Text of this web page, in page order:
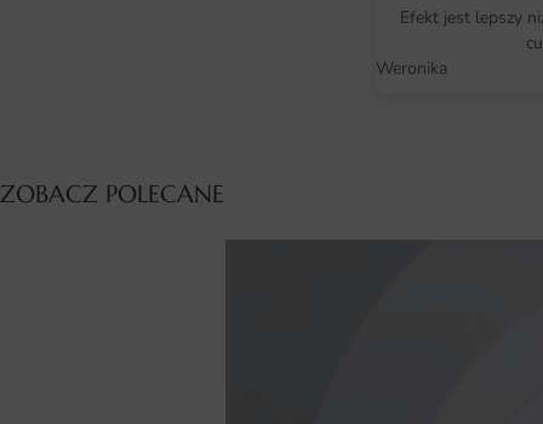
Efekt jest lepszy
Weronika
ZOBACZ POLECANE